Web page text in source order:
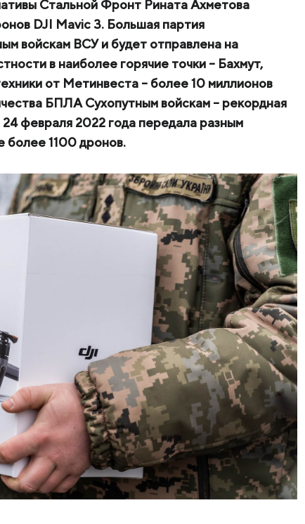
И РЕШЕНИЯ
И КАТАЛОГИ
Стальной Фронт Рината Ахметова
DJI Mavic 3. Большая партия
войскам ВСУ и будет отправлена на
в наиболее горячие точки – Бахмут,
от Метинвеста – более 10 миллионов
БПЛА Сухопутным войскам – рекордная
февраля 2022 года передала разным
более 1100 дронов.